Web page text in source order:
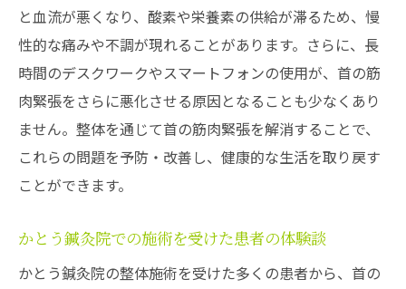
と血流が悪くなり、酸素や栄養素の供給が滞るため、慢
性的な痛みや不調が現れることがあります。さらに、長
時間のデスクワークやスマートフォンの使用が、首の筋
肉緊張をさらに悪化させる原因となることも少なくあり
ません。整体を通じて首の筋肉緊張を解消することで、
これらの問題を予防・改善し、健康的な生活を取り戻す
ことができます。
かとう鍼灸院での施術を受けた患者の体験談
かとう鍼灸院の整体施術を受けた多くの患者から、首の